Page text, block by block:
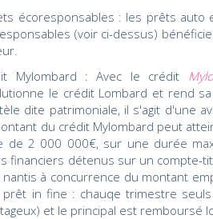
écoresponsables : les prêts
(voir ci-dessus)
Mylombard : Avec le crédit
le crédit Lombard et rend
dite patrimoniale, il s'agit d'une
du crédit Mylombard peut
de 2 000 000€, sur une durée
financiers détenus sur un compte-
à concurrence du montant
prêt in fine : chauqe trimestre
et le principal est remboursé